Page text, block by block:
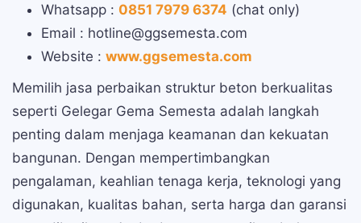
Whatsapp :0851 7979 6374 (chat only)
Email : hotline@ggsemesta.com
Website :www.ggsemesta.com
Memilih jasa perbaikan struktur beton berkualitas
seperti Gelegar Gema Semesta adalah langkah
penting dalam menjaga keamanan dan kekuatan
bangunan. Dengan mempertimbangkan
pengalaman, keahlian tenaga kerja, teknologi yang
digunakan, kualitas bahan, serta harga dan garansi